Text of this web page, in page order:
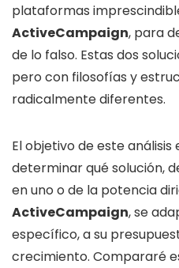
plataformas
ActiveCampaign, para
de lo falso. Estas dos
pero con filosofías y
radicalmente diferentes.
El objetivo de este análisis
determinar qué solución,
en uno o de la potencia
ActiveCampaign, se
específico, a su
crecimiento. Compararé